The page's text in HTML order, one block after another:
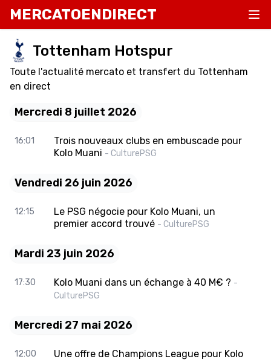
MERCATOENDIRECT
Tottenham Hotspur
Toute l'actualité mercato et transfert du Tottenham
en direct
Mercredi 8 juillet 2026
16:01
Trois nouveaux clubs en embuscade pour
Kolo Muani - CulturePSG
Vendredi 26 juin 2026
12:15
Le PSG négocie pour Kolo Muani, un
premier accord trouvé - CulturePSG
Mardi 23 juin 2026
17:30 Kolo Muani dans un échange à 40 M€ ? -
CulturePSG
Mercredi 27 mai 2026
12:00
Une offre de Champions League pour Kolo